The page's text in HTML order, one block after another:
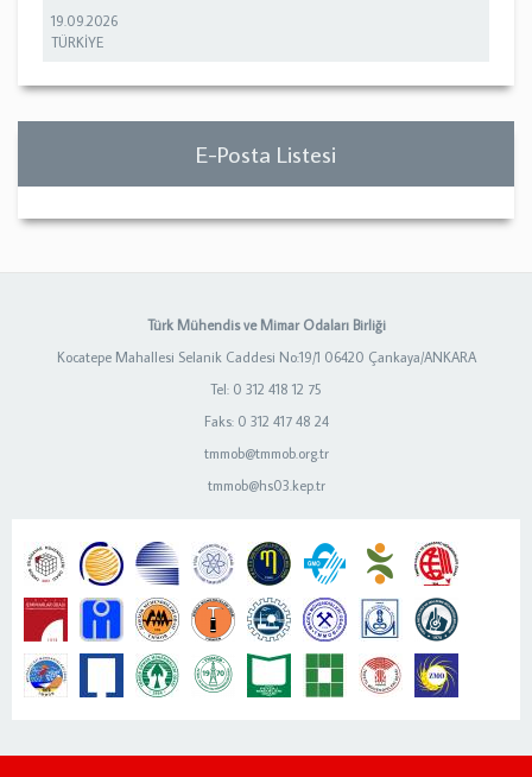
19.09.2026
TÜRKİYE
E-Posta Listesi
Türk Mühendis ve Mimar Odaları Birliği
Kocatepe Mahallesi Selanik Caddesi No:19/1 06420 Çankaya/ANKARA
Tel: 0 312 418 12 75
Faks: 0 312 417 48 24
tmmob@tmmob.org.tr
tmmob@hs03.kep.tr